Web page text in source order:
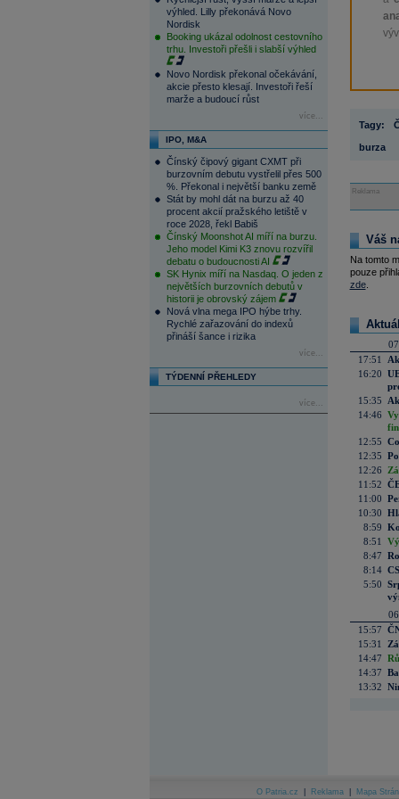
výhled. Lilly překonává Novo
Nordisk
Booking ukázal odolnost cestovního
trhu. Investoři přešli i slabší výhled
Novo Nordisk překonal očekávání,
akcie přesto klesají. Investoři řeší
marže a budoucí růst
více...
IPO, M&A
Čínský čipový gigant CXMT při
burzovním debutu vystřelil přes 500
%. Překonal i největší banku země
Stát by mohl dát na burzu až 40
procent akcií pražského letiště v
roce 2028, řekl Babiš
Čínský Moonshot AI míří na burzu.
Jeho model Kimi K3 znovu rozvířil
debatu o budoucnosti AI
SK Hynix míří na Nasdaq. O jeden z
největších burzovních debutů v
historii je obrovský zájem
Nová vlna mega IPO hýbe trhy.
Rychlé zařazování do indexů
přináší šance i rizika
více...
TÝDENNÍ PŘEHLEDY
více...
Tagy:
burza
Reklama
Váš
Na tomto
pouze
zde.
17:51
16:20
15:35
14:46
12:55
12:35
12:26
11:52
11:00
10:30
8:59
8:51
8:47
8:14
5:50
15:57
15:31
14:47
14:37
13:32
O Patria.cz Reklama Mapa